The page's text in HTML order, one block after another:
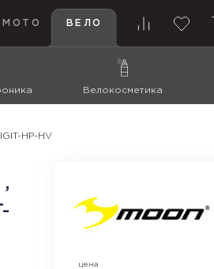
МОТО ВЕЛО
Велокосметика
HP-HV
цена